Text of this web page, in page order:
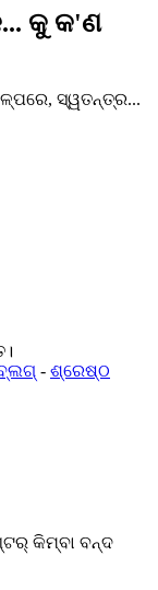
କୁ କ'ଣ
ସ୍ୱତନ୍ତ୍ର...
- ଶ୍ରେଷ୍ଠ
କିମ୍ବା ବନ୍ଦ